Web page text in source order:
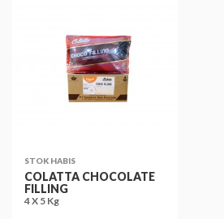
STOK HABIS
COLATTA CHOCOLATE
FILLING
4 X 5 Kg